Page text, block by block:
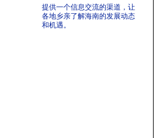
提供一个信息交流的渠道，让
各地乡亲了解海南的发展动态
和机遇。